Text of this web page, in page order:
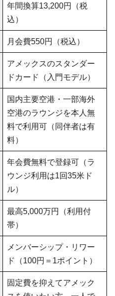
年間換算13,200円（税
込）
月会費550円（税込）
アメックスのスタンダー
ドカード（入門モデル）
国内主要空港・一部海外
空港のラウンジを本人無
料で利用可（同伴者は有
料）
年会費無料で登録可（ラ
ウンジ利用は1回35米ド
ル）
最高5,000万円（利用付
帯）
メンバーシップ・リワー
ド（100円＝1ポイント）
固定費を抑えてアメック